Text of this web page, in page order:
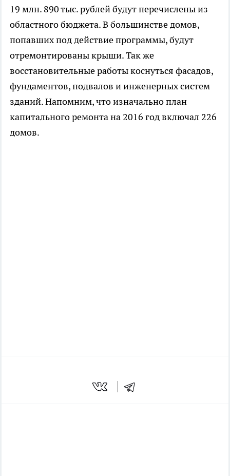
19 млн. 890 тыс. рублей будут перечислены из
областного бюджета. В большинстве домов,
попавших под действие программы, будут
отремонтированы крыши. Так же
восстановительные работы коснуться фасадов,
фундаментов, подвалов и инженерных систем
зданий. Напомним, что изначально план
капитального ремонта на 2016 год включал 226
домов.